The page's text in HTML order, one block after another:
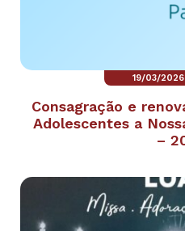
19/03/2026
Consagração e
Adolescentes a
–